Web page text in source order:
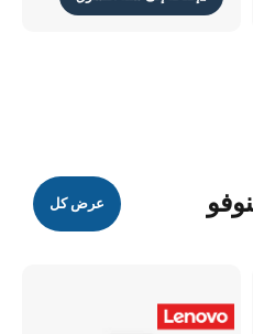
عرض كل